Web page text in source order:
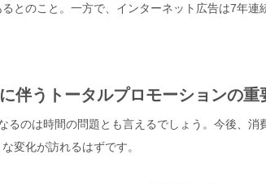
とのこと。一方で、インターネット広告は7年連
伴うトータルプロモーションの重
るのは時間の問題とも言えるでしょう。今後、消
変化が訪れるはずです。